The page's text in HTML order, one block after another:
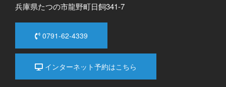
兵庫県たつの市龍野町日飼341-7
0791-62-4339
インターネット予約はこちら